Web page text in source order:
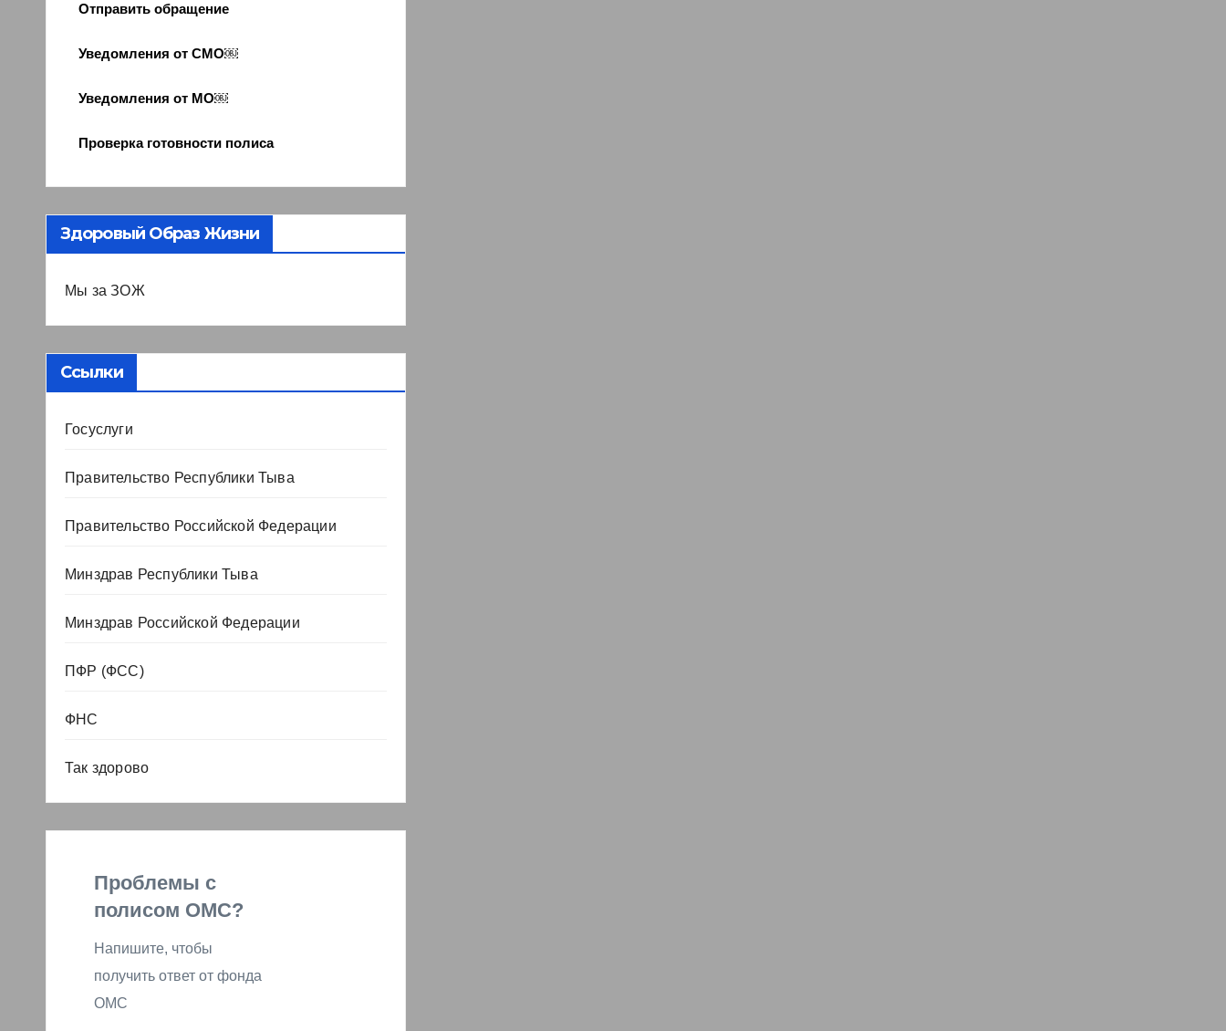
Отправить обращение
Уведомления от СМО￼
Уведомления от МО￼
Проверка готовности полиса
Здоровый Образ Жизни
Мы за ЗОЖ
Ссылки
Госуслуги
Правительство Республики Тыва
Правительство Российской Федерации
Минздрав Республики Тыва
Минздрав Российской Федерации
ПФР (ФСС)
ФНС
Так здорово
Проблемы с
полисом ОМС?
Напишите, чтобы
получить ответ от фонда
ОМС